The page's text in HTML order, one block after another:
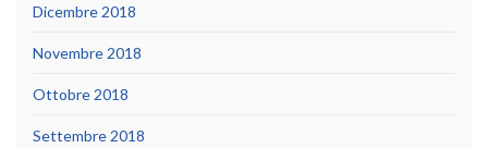
Dicembre 2018
Novembre 2018
Ottobre 2018
Settembre 2018